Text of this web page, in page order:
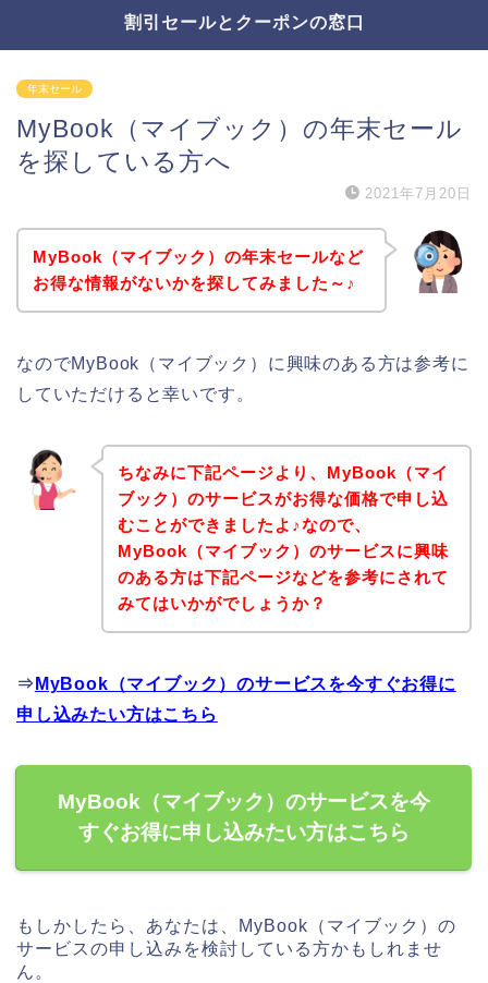
割引セールとクーポンの窓口
年末セール
MyBook（マイブック）の年末セール
を探している方へ
2021年7月20日
MyBook（マイブック）の年末セールなど
お得な情報がないかを探してみました～♪
なのでMyBook（マイブック）に興味のある方は参考に
していただけると幸いです。
ちなみに下記ページより、MyBook（マイ
ブック）のサービスがお得な価格で申し込
むことができましたよ♪なので、
MyBook（マイブック）のサービスに興味
のある方は下記ページなどを参考にされて
みてはいかがでしょうか？
⇒ MyBook（マイブック）のサービスを今すぐお得に
申し込みたい方はこちら
MyBook（マイブック）のサービスを今
すぐお得に申し込みたい方はこちら
もしかしたら、あなたは、MyBook（マイブック）の
サービスの申し込みを検討している方かもしれませ
ん。